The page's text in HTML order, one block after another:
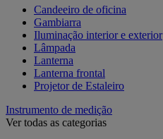
Candeeiro de oficina
Gambiarra
Iluminação interior e exterior
Lâmpada
Lanterna
Lanterna frontal
Projetor de Estaleiro
Instrumento de medição
Ver todas as categorias